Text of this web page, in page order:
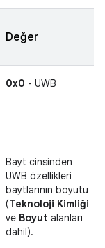
Değer
0x0 - UWB
Bayt cinsinden
UWB özellikleri
baytlarının boyutu
(Teknoloji Kimliği
ve Boyut alanları
dahil).